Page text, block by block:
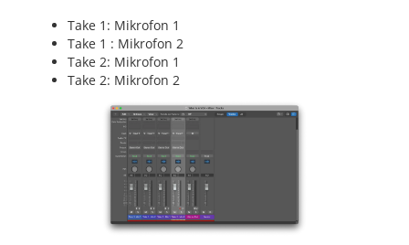
Take 1: Mikrofon 1
Take 1 : Mikrofon 2
Take 2: Mikrofon 1
Take 2: Mikrofon 2